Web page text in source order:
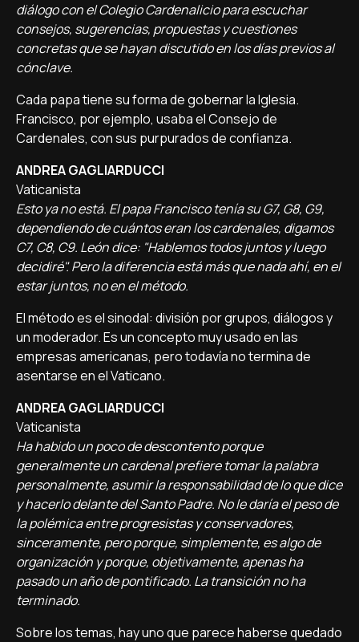
diálogo con el Colegio Cardenalicio para escuchar
consejos, sugerencias, propuestas y cuestiones
concretas que se hayan discutido en los días previos al
cónclave.
Cada papa tiene su forma de gobernar la Iglesia.
Francisco, por ejemplo, usaba el Consejo de
Cardenales, con sus purpurados de confianza.
ANDREA GAGLIARDUCCI
Vaticanista
Esto ya no está. El papa Francisco tenía su G7, G8, G9,
dependiendo de cuántos eran los cardenales, digamos
C7, C8, C9. León dice: "Hablemos todos juntos y luego
decidiré". Pero la diferencia está más que nada ahí, en el
estar juntos, no en el método.
El método es el sinodal: división por grupos, diálogos y
un moderador. Es un concepto muy usado en las
empresas americanas, pero todavía no termina de
asentarse en el Vaticano.
ANDREA GAGLIARDUCCI
Vaticanista
Ha habido un poco de descontento porque
generalmente un cardenal prefiere tomar la palabra
personalmente, asumir la responsabilidad de lo que dice
y hacerlo delante del Santo Padre. No le daría el peso de
la polémica entre progresistas y conservadores,
sinceramente, pero porque, simplemente, es algo de
organización y porque, objetivamente, apenas ha
pasado un año de pontificado. La transición no ha
terminado.
Sobre los temas, hay uno que parece haberse quedado